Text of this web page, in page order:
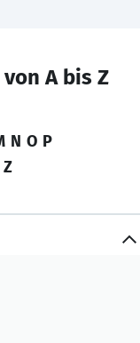
A bis Z
N O P
Z